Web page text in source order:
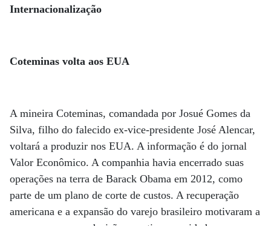
Internacionalização
Coteminas volta aos EUA
A mineira Coteminas, comandada por Josué Gomes da
Silva, filho do falecido ex-vice-presidente José Alencar,
voltará a produzir nos EUA. A informação é do jornal
Valor Econômico. A companhia havia encerrado suas
operações na terra de Barack Obama em 2012, como
parte de um plano de corte de custos. A recuperação
americana e a expansão do varejo brasileiro motivaram a